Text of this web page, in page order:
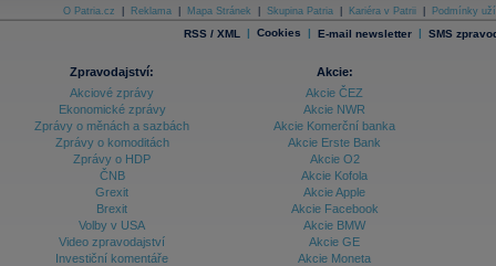
O Patria.cz Reklama Mapa Stránek Skupina Patria Kariéra v Patrii Podmínky
RSS / XML | Cookies | E-mail newsletter | SMS
Zpravodajství:
Akciové zprávy
Ekonomické zprávy
Zprávy o měnách a sazbách
Zprávy o komoditách
Zprávy o HDP
ČNB
Grexit
Brexit
Volby v USA
Video zpravodajství
Investiční komentáře
Akcie:
Akcie ČEZ
Akcie NWR
Akcie Komerční banka
Akcie Erste Bank
Akcie O2
Akcie Kofola
Akcie Apple
Akcie Facebook
Akcie BMW
Akcie GE
Akcie Moneta